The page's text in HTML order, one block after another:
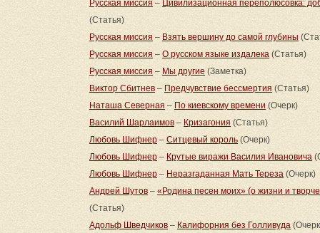
Русская миссия – Цивилизационная переполюсовка:
(Статья)
Русская миссия – Взять вершину до самой глубины
Русская миссия – О русском языке издалека (Статья)
Русская миссия – Мы другие (Заметка)
Виктор Сбитнев – Предчувствие бессмертия (Статья)
Наташа Северная – По киевскому времени (Очерк)
Василий Шарлаимов – Кризагония (Статья)
Любовь Шифнер – Ситцевый король (Очерк)
Любовь Шифнер– Крутые виражи Василия Ивановича
Любовь Шифнер – Неразгаданная Мать Тереза (Очерк)
Андрей Шутов – «Родина песен моих» (о жизни и
(Статья)
Адольф Шведчиков – Калифорния без Голливуда